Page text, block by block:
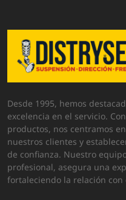
Desde 1995, hemos
excelencia en el servicio.
productos, nos centramos
nuestros clientes y
de confianza. Nuestro
profesional, asegura una
fortaleciendo la relación con